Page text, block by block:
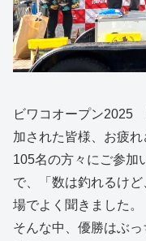
ビワコオープン
加された皆様、お疲れ
105名の方々にご参加
で、「数は釣れるけ
場でよく聞きました。
そんな中、優勝はぶ